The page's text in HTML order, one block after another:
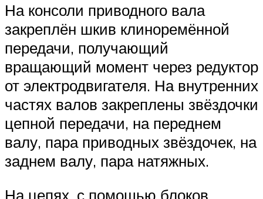
На консоли приводного вала
закреплён шкив клиноремённой
передачи, получающий
вращающий момент через редуктор
от электродвигателя. На внутренних
частях валов закреплены звёздочки
цепной передачи, на переднем
валу, пара приводных звёздочек, на
заднем валу, пара натяжных.
На цепях, с помощью блоков